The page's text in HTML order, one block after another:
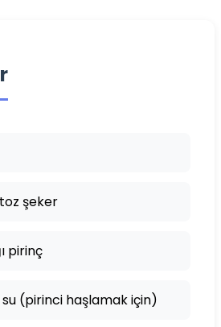
şeker
pirinç
su (pirinci haşlamak için)